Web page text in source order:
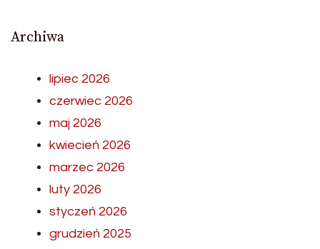
Archiwa
lipiec 2026
czerwiec 2026
maj 2026
kwiecień 2026
marzec 2026
luty 2026
styczeń 2026
grudzień 2025